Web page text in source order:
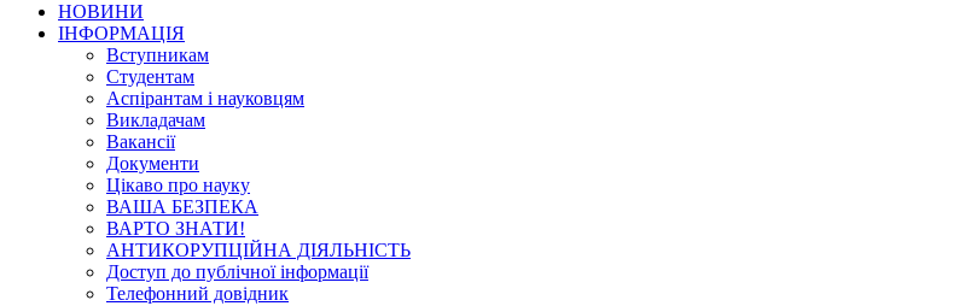
НОВИНИ
ІНФОРМАЦІЯ
Вступникам
Студентам
Аспірантам і науковцям
Викладачам
Вакансії
Документи
Цікаво про науку
ВАША БЕЗПЕКА
ВАРТО ЗНАТИ!
АНТИКОРУПЦІЙНА ДІЯЛЬНІСТЬ
Доступ до публічної інформації
Телефонний довідник